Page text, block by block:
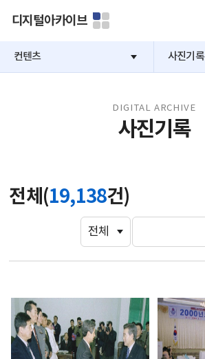
디지털아카이브
컨텐츠 사진기록
DIGITAL ARCHIVE
사진기록
전체(19,138건)